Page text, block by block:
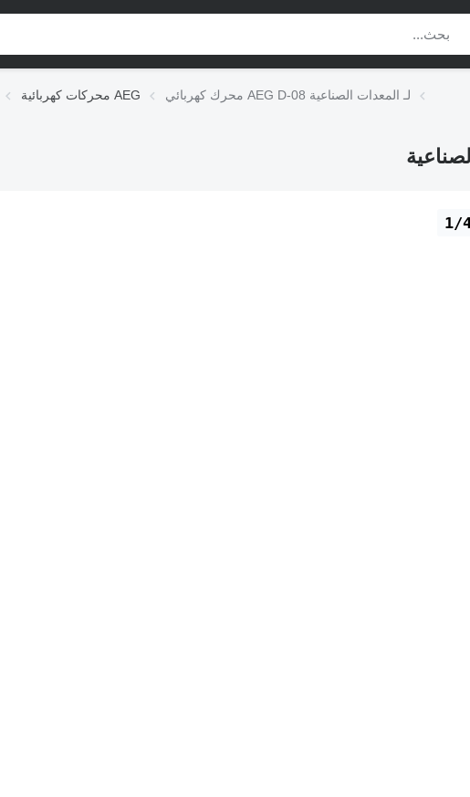
محركات كهربائية AEG محرك كهربائي AEG D-08 لـ المعدات الصناعية
1/